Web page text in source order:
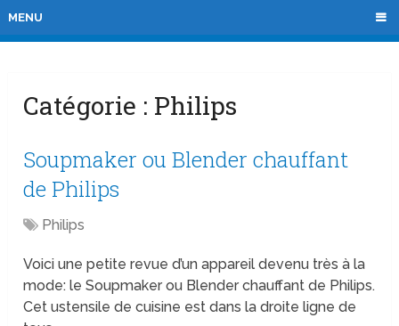
MENU
Catégorie : Philips
Soupmaker ou Blender chauffant
de Philips
Philips
Voici une petite revue d’un appareil devenu très à la
mode: le Soupmaker ou Blender chauffant de Philips.
Cet ustensile de cuisine est dans la droite ligne de